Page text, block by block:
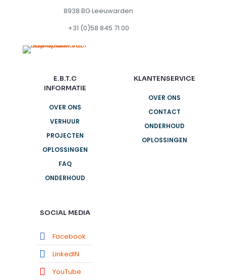
8938 BG Leeuwarden
+31 (0)58 845 71 00
E.B.T.C
INFORMATIE
OVER ONS
VERHUUR
PROJECTEN
OPLOSSINGEN
FAQ
ONDERHOUD
KLANTENSERVICE
OVER ONS
CONTACT
ONDERHOUD
OPLOSSINGEN
SOCIAL MEDIA
Facebook
LinkedIN
YouTube